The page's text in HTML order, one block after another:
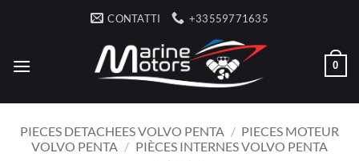
CONTATTI +33559771635
0
PIECES DETACHEES VOLVO PENTA / PIECES MOTEUR
VOLVO PENTA / PIÈCES INTERNES VOLVO PENTA